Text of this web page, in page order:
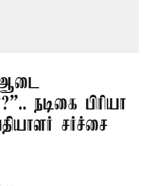
ஆடை
நடிகை பிரியா
சர்ச்சை